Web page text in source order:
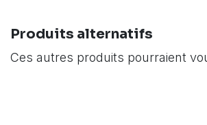
Produits alternatifs
Ces autres produits pourraient